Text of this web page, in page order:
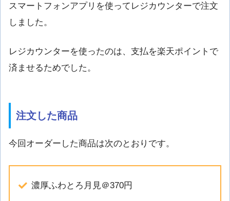
スマートフォンアプリを使ってレジカウンターで注文
しました。
レジカウンターを使ったのは、支払を楽天ポイントで
済ませるためでした。
注文した商品
今回オーダーした商品は次のとおりです。
濃厚ふわとろ月見＠370円